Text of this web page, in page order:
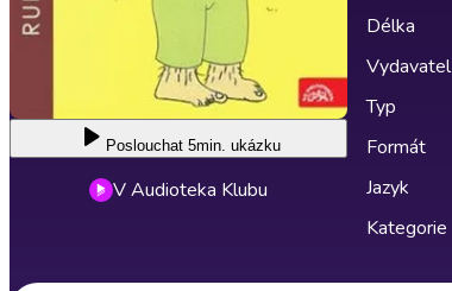
Poslouchat 5min. ukázku
V Audioteka Klubu
Délka
Vydavatel
Typ
Formát
Jazyk
Kategorie